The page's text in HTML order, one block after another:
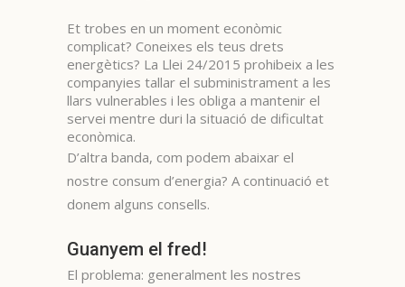
Et trobes en un moment econòmic
complicat? Coneixes els teus drets
energètics? La Llei 24/2015 prohibeix a les
companyies tallar el subministrament a les
llars vulnerables i les obliga a mantenir el
servei mentre duri la situació de dificultat
econòmica.
D’altra banda, com podem abaixar el
nostre consum d’energia? A continuació et
donem alguns consells.
Guanyem el fred!
El problema: generalment les nostres